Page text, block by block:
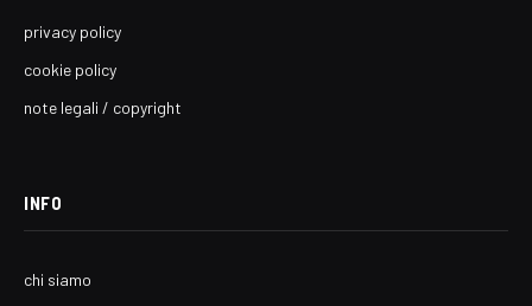
privacy policy
cookie policy
note legali / copyright
INFO
chi siamo